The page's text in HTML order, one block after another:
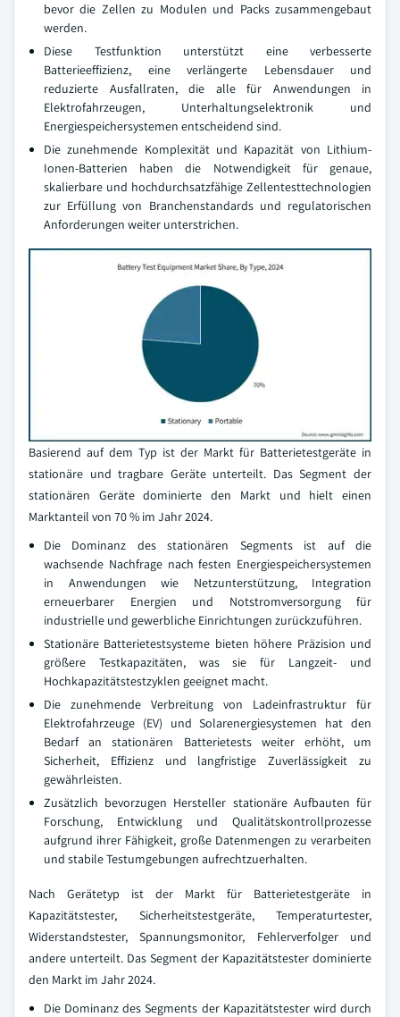
bevor die Zellen zu Modulen und Packs zusammengebaut
werden.
Diese Testfunktion unterstützt eine verbesserte
Batterieeffizienz, eine verlängerte Lebensdauer und
reduzierte Ausfallraten, die alle für Anwendungen in
Elektrofahrzeugen, Unterhaltungselektronik und
Energiespeichersystemen entscheidend sind.
Die zunehmende Komplexität und Kapazität von Lithium-
Ionen-Batterien haben die Notwendigkeit für genaue,
skalierbare und hochdurchsatzfähige Zellentesttechnologien
zur Erfüllung von Branchenstandards und regulatorischen
Anforderungen weiter unterstrichen.
Basierend auf dem Typ ist der Markt für Batterietestgeräte in
stationäre und tragbare Geräte unterteilt. Das Segment der
stationären Geräte dominierte den Markt und hielt einen
Marktanteil von 70 % im Jahr 2024.
Die Dominanz des stationären Segments ist auf die
wachsende Nachfrage nach festen Energiespeichersystemen
in Anwendungen wie Netzunterstützung, Integration
erneuerbarer Energien und Notstromversorgung für
industrielle und gewerbliche Einrichtungen zurückzuführen.
Stationäre Batterietestsysteme bieten höhere Präzision und
größere Testkapazitäten, was sie für Langzeit- und
Hochkapazitätstestzyklen geeignet macht.
Die zunehmende Verbreitung von Ladeinfrastruktur für
Elektrofahrzeuge (EV) und Solarenergiesystemen hat den
Bedarf an stationären Batterietests weiter erhöht, um
Sicherheit, Effizienz und langfristige Zuverlässigkeit zu
gewährleisten.
Zusätzlich bevorzugen Hersteller stationäre Aufbauten für
Forschung, Entwicklung und Qualitätskontrollprozesse
aufgrund ihrer Fähigkeit, große Datenmengen zu verarbeiten
und stabile Testumgebungen aufrechtzuerhalten.
Nach Gerätetyp ist der Markt für Batterietestgeräte in
Kapazitätstester, Sicherheitstestgeräte, Temperaturtester,
Widerstandstester, Spannungsmonitor, Fehlerverfolger und
andere unterteilt. Das Segment der Kapazitätstester dominierte
den Markt im Jahr 2024.
Die Dominanz des Segments der Kapazitätstester wird durch